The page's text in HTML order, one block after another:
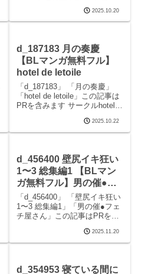
ガです。 続きを読むd_161890
らぶらぶカップル甘ゞオイル
らぶらぶカップル甘ゞオイル
マ
2025.10.20
d_187183 月の奏慶
【BLマンガ無料フル】
hotel de letoile
「d_187183」 「月の奏慶」
「hotel de letoile」この記事は
PRを含みます サークルhotel
続きを読むd_187183 月の奏慶
の見どころシーン月の奏慶 画
2025.10.22
d_456400 壁尻イキ狂い
1〜3 総集編1 【BLマン
ガ無料フル】男の催●フ
ェチ屋さん
「d_456400」 「壁尻イキ狂い
1〜3 総集編1」「男の催●フェ
チ屋さん」この記事はPRを含
チ屋さんのエロマンガです。
続きを読むd_456400 壁尻イキ
シーン壁尻イキ狂い1〜
2025.11.20
d_354953 寝ている間に